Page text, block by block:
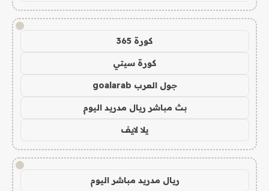
!
كورة 365
كورة سيتي
جول العرب goalarab
بث مباشر ريال مدريد اليوم
يلا لايف
!
ريال مدريد مباشر اليوم